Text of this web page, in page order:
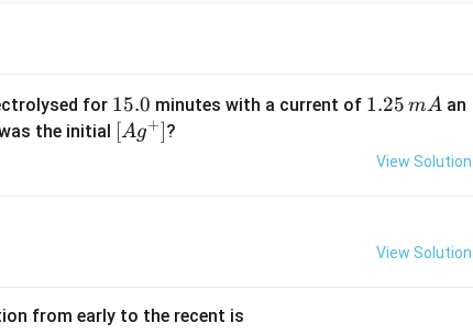
for 1
5.
15.0 minutes with a current of 1.
5
1.25 mA an
the initial \lef
[Ag+]?
View Solution
View Solution
from early to the recent is